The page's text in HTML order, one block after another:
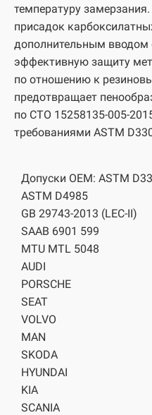
температуру
присадок
дополнительным вводом
эффективную защиту
по отношению к
предотвращает
по СТО 15258135-005-
требованиями ASTM
Допуски OEM: ASTM
ASTM D4985
GB 29743-2013 (LEC-II)
SAAB 6901 599
MTU MTL 5048
AUDI
PORSCHE
SEAT
VOLVO
MAN
SKODA
HYUNDAI
KIA
SCANIA